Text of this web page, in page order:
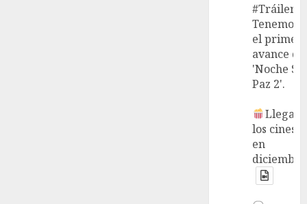
#Tráiler
Tenemos
el primer
avance de
'Noche
Paz 2'.
Llega a
los cines
en